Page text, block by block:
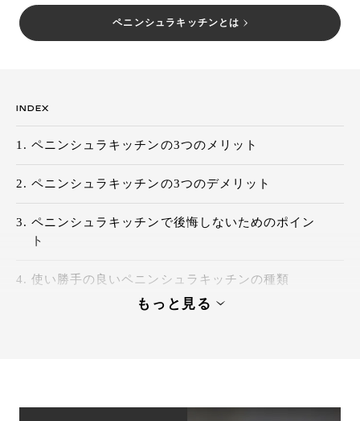
オンライン見積もり ショールームを探す
ペニンシュラキッチンとは
INDEX
ペニンシュラキッチンの3つのメリット
ペニンシュラキッチンの3つのデメリット
ペニンシュラキッチンで後悔しないためのポイン
ト
使い勝手の良いペニンシュラキッチンの種類
もっと見る